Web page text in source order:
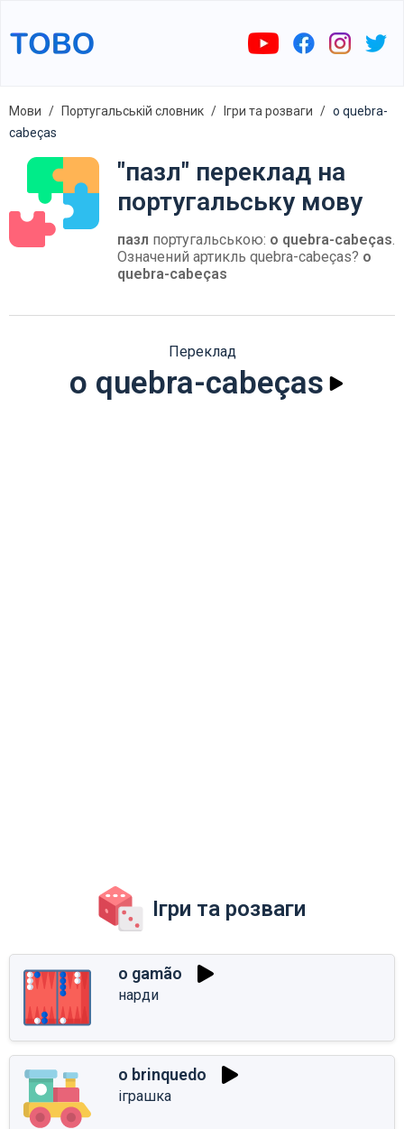
Мови Португальській словник Ігри та розваги
o quebra-
cabeças
"пазл" переклад на
португальську мову
пазл португальською: o quebra-cabeças.
Означений артикль quebra-cabeças? o
quebra-cabeças
Переклад
o quebra-cabeças
Ігри та розваги
o gamão
нарди
o brinquedo
іграшка